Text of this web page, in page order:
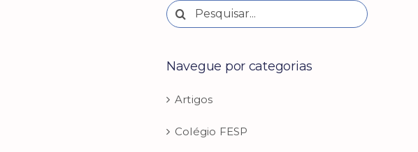
Buscar
resultados
Navegue por categorias
Artigos
Colégio FESP